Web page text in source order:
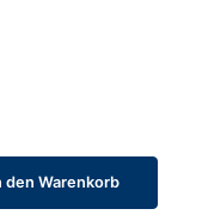
oder benutze die
den Warenkorb